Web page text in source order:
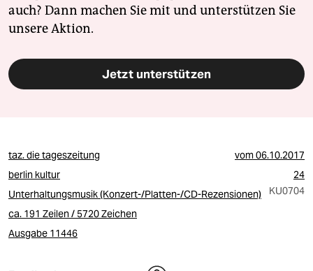
auch? Dann machen Sie mit und unterstützen Sie
unsere Aktion.
Jetzt unterstützen
taz. die tageszeitung vom06.10.2017
berlin kultur
24
Unterhaltungsmusik (Konzert-/Platten-/CD-Rezensionen)
KU0704
ca. 191 Zeilen / 5720 Zeichen
Ausgabe 11446